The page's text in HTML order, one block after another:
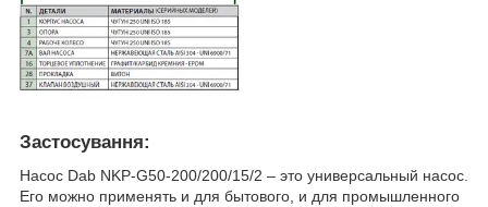
Застосування:
Насос Dab NKP-G50-200/200/15/2 – это универсальный насос.
Его можно применять и для бытового, и для промышленного